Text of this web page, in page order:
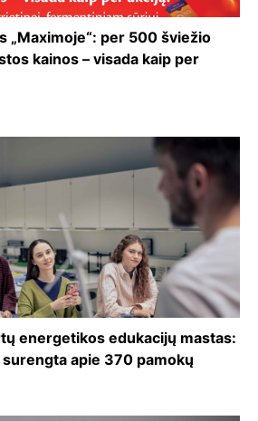
„Maximoje“: per 500 šviežio
kainos – visada kaip per
energetikos edukacijų mastas:
apie 370 pamokų